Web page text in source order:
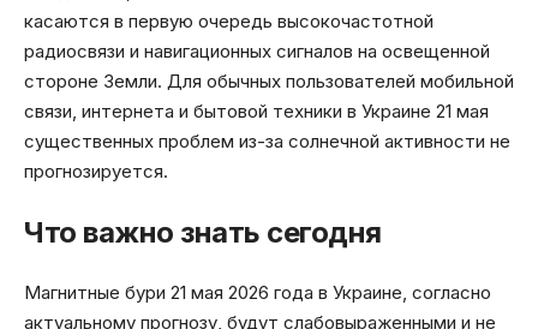
касаются в первую очередь высокочастотной
радиосвязи и навигационных сигналов на освещенной
стороне Земли. Для обычных пользователей мобильной
связи, интернета и бытовой техники в Украине 21 мая
существенных проблем из-за солнечной активности не
прогнозируется.
Что важно знать сегодня
Магнитные бури 21 мая 2026 года в Украине, согласно
актуальному прогнозу, будут слабовыраженными и не